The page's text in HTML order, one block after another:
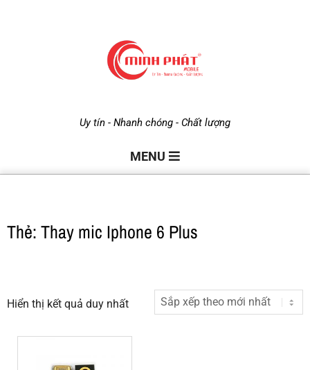
i
n
P
h
Uy tín - Nhanh chóng - Chất lượng
MENU
Thẻ: Thay mic Iphone 6 Plus
Hiển thị kết quả duy nhất